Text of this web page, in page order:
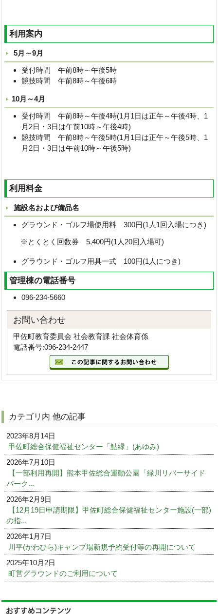
利用案内
5月～9月
受付時間 午前8時～午後5時
競技時間 午前8時～午後6時
10月～4月
受付時間 午前8時～午後4時(1月1日は正午～午後4時、1
月2日・3日は午前10時～午後4時)
競技時間 午前8時～午後5時(1月1日は正午～午後5時、1
月2日・3日は午前10時～午後5時)
利用料金
施設名および備品名
グラウンド・ゴルフ場使用料 300円(1人1回入場につき)
※とくとく回数券 5,400円(1人20回入場可)
グラウンド・ゴルフ用具一式 100円(1人につき)
管理棟の電話番号
096-234-5660
お問い合わせ
甲佐町教育委員会 社会教育課 社会体育係
電話番号:096-234-2447
カテゴリ内 他の記事
2023年8月14日
甲佐町総合保健福祉センター「鮎緑」(あゆみ)
2026年7月10日
【一部利用再開】熊本甲佐総合運動公園「緑川リバーサイド
パーク...
2026年2月9日
【12月19日申請期限】甲佐町総合保健福祉センター施設(一部)
の指...
2026年1月7日
川平(かわひら)キャンプ場新規予約受付等の再開について
2025年10月2日
町営グラウンドのご利用について